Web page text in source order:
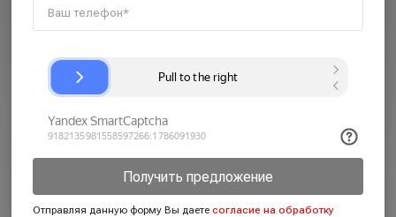
Получить предложение
Отправляя данную форму Вы даетесогласие на обработку